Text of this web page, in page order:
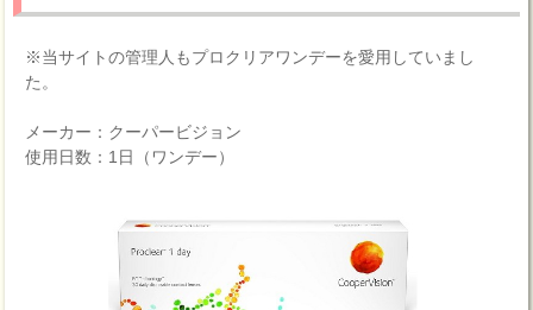
※当サイトの管理人もプロクリアワンデーを愛用していまし
た。
メーカー：クーパービジョン
使用日数：1日（ワンデー）